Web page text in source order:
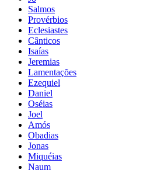
Salmos
Provérbios
Eclesiastes
Cânticos
Isaías
Jeremias
Lamentações
Ezequiel
Daniel
Oséias
Joel
Amós
Obadias
Jonas
Miquéias
Naum